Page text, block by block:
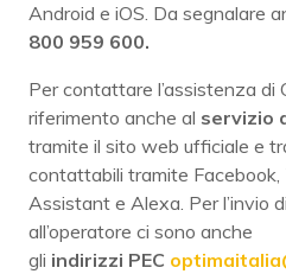
Android e iOS. Da segnalare
800 959 600.
Per contattare l’assistenza di
riferimento anche al servizio
tramite il sito web ufficiale e
contattabili tramite Facebook,
Assistant e Alexa. Per l’invio
all’operatore ci sono anche
gli indirizzi PEC